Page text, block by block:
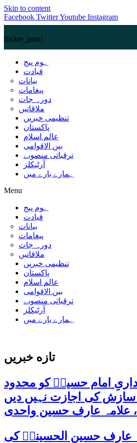
Skip to content
Facebook TwitterYoutube Instagram
[ticker_post]
ہوم پیج
قیادت
بیانات
پیغامات
دورہ جات
ملاقاتیں
تنظیمی خبریں
پاکستان
عالم اسلام
بین الاقوامی
ترقیاتی منصوبے
آرٹیکلز
ہمارے بارے میں
Menu
ہوم پیج
قیادت
بیانات
پیغامات
دورہ جات
ملاقاتیں
تنظیمی خبریں
پاکستان
عالم اسلام
بین الاقوامی
ترقیاتی منصوبے
آرٹیکلز
ہمارے بارے میں
تازه خبریں
امام حسینؑ کو محدود
کی اجازت نہیں دیں
علامہ عارف حسین واحدی
عارف حسین الحسینیؒ کی